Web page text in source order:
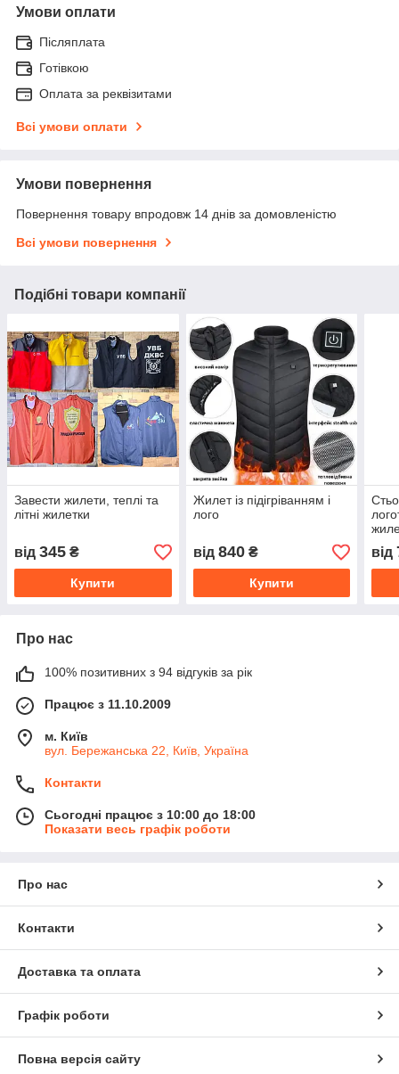
Умови оплати
Післяплата
Готівкою
Оплата за реквізитами
Всі умови оплати
Умови повернення
Повернення товару впродовж 14 днів за домовленістю
Всі умови повернення
Подібні товари компанії
Завести жилети, теплі та
літні жилетки
від 345 ₴
Купити
Жилет із підігріванням і
лого
від 840₴
Купити
від
Про нас
100% позитивних з 94 відгуків за рік
Працює з 11.10.2009
м. Київ
вул. Бережанська 22, Київ, Україна
Контакти
Сьогодні працює з 10:00 до 18:00
Показати весь графік роботи
Про нас
Контакти
Доставка та оплата
Графік роботи
Повна версія сайту